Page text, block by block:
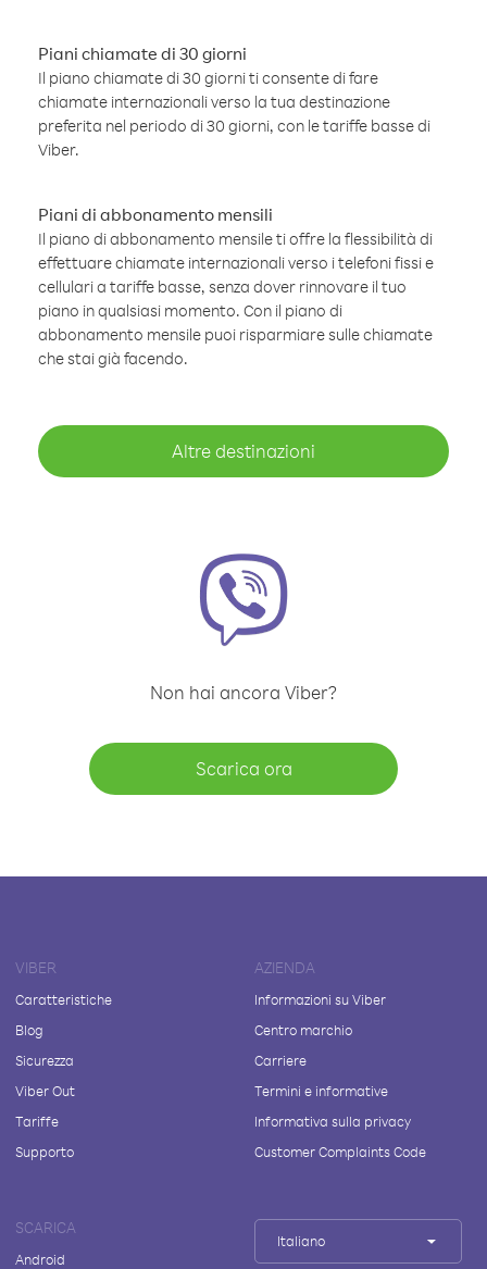
Piani chiamate di 30 giorni
Il piano chiamate di 30 giorni ti consente di fare
chiamate internazionali verso la tua destinazione
preferita nel periodo di 30 giorni, con le tariffe basse di
Viber.
Piani di abbonamento mensili
Il piano di abbonamento mensile ti offre la flessibilità di
effettuare chiamate internazionali verso i telefoni fissi e
cellulari a tariffe basse, senza dover rinnovare il tuo
piano in qualsiasi momento. Con il piano di
abbonamento mensile puoi risparmiare sulle chiamate
che stai già facendo.
Altre destinazioni
Non hai ancora Viber?
Scarica ora
VIBER
Caratteristiche
Blog
Sicurezza
Viber Out
Tariffe
Supporto
AZIENDA
Informazioni su Viber
Centro marchio
Carriere
Termini e informative
Informativa sulla privacy
Customer Complaints Code
SCARICA
Android
Italiano